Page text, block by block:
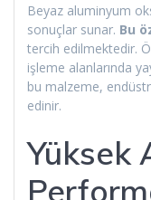
Beyaz aluminyum
sonuçlar sunar. Bu
tercih edilmektedir.
işleme alanlarında
bu malzeme,
edinir.
Yüksek